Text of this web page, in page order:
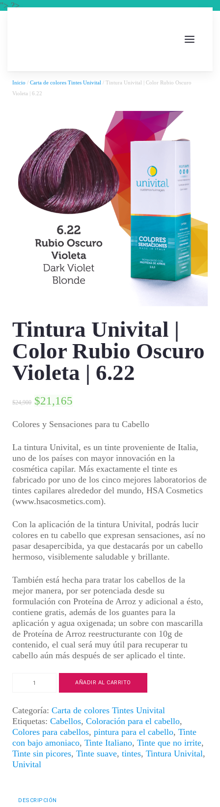
"> ?>
Inicio / Carta de colores Tintes Univital / Tintura Univital | Color Rubio Oscuro
Violeta | 6.22
Tintura Univital |
Color Rubio Oscuro
Violeta | 6.22
$24,900 $21,165
Colores y Sensaciones para tu Cabello
La tintura Univital, es un tinte proveniente de Italia,
uno de los países con mayor innovación en la
cosmética capilar. Más exactamente el tinte es
fabricado por uno de los cinco mejores laboratorios de
tintes capilares alrededor del mundo, HSA Cosmetics
(www.hsacosmetics.com).
Con la aplicación de la tintura Univital, podrás lucir
colores en tu cabello que expresan sensaciones, así no
pasar desapercibida, ya que destacarás por un cabello
hermoso, visiblemente saludable y brillante.
También está hecha para tratar los cabellos de la
mejor manera, por ser potenciada desde su
formulación con Proteína de Arroz y adicional a ésto,
contiene gratis, además de los guantes para la
aplicación y agua oxigenada; un sobre con mascarilla
de Proteína de Arroz reestructurante con 10g de
contenido, el cual será muy útil para recuperar tu
cabello aún más después de ser aplicado el tinte.
Tintura
Univital
Color
Rubio
Oscuro
Violeta
|
6.22
AÑADIR AL CARRITO
Categoría: Carta de colores Tintes Univital
Etiquetas: Cabellos, Coloración para el cabello,
Colores para cabellos, pintura para el cabello, Tinte
con bajo amoniaco, Tinte Italiano, Tinte que no irrite,
Tinte sin picores, Tinte suave, tintes, Tintura Univital,
Univital
DESCRIPCIÓN